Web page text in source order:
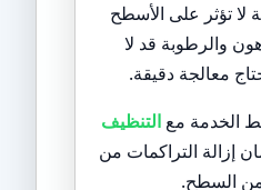
لا تؤثر على الأسطح
والرطوبة قد لا
معالجة دقيقة.
الخدمة مع التنظيف
إزالة التراكمات من
السطح.